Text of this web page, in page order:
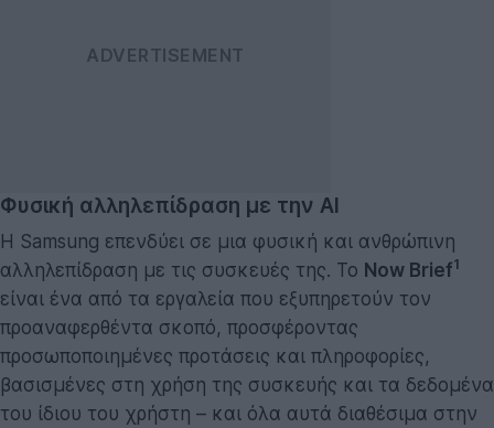
Φυσική αλληλεπίδραση με την AI
Η Samsung επενδύει σε μια φυσική και ανθρώπινη
αλληλεπίδραση με τις συσκευές της. Το Now Brief1
είναι ένα από τα εργαλεία που εξυπηρετούν τον
προαναφερθέντα σκοπό, προσφέροντας
προσωποποιημένες προτάσεις και πληροφορίες,
βασισμένες στη χρήση της συσκευής και τα δεδομένα
του ίδιου του χρήστη – και όλα αυτά διαθέσιμα στην